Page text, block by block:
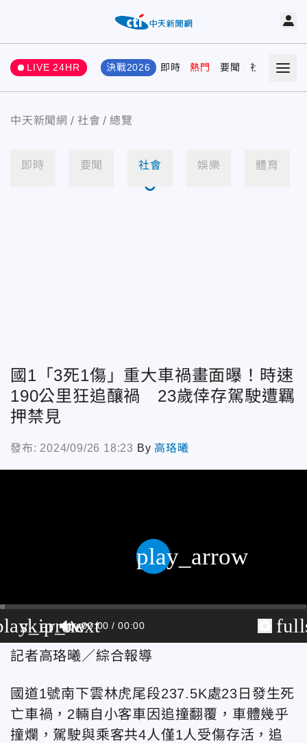
LIVE 24HR 決戰2026 即時 熱門 要聞 社會 娛樂
中天新聞網 社會 總覽
即時 要聞 社會 娛樂 體育
國1「3死1傷」重大車禍畫面曝！時速
190公里狂追釀禍 23歲倖存駕駛遭羈
押禁見
發布: 2024/09/26 18:23 By 高珞曦
skip_next
00:00 00:00
play_arrow
記者高珞曦／綜合報導
國道1號南下雲林虎尾段237.5K處23日發生死
亡車禍，2輛自小客車因追撞翻覆，車體幾乎
撞爛，駕駛與乘客共4人僅1人受傷存活，追